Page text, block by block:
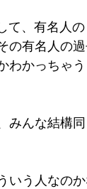
て、有名人
の有名人の
かっちゃう
みんな結構
いう人なの